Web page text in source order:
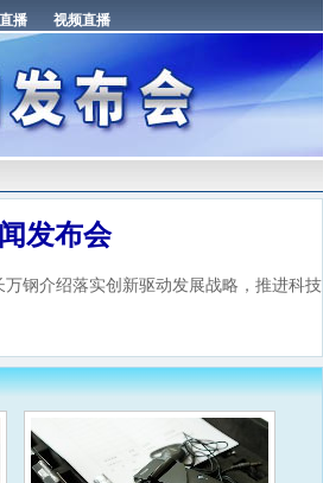
发布会
钢介绍落实创新驱动发展战略，推进科技